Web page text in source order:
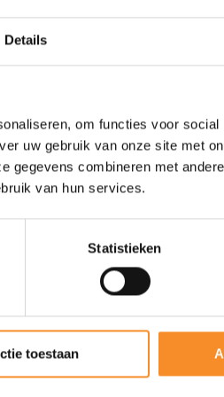
Details
om functies voor social
uw gebruik van onze site met
gegevens combineren met
van hun services.
Statistieken
toestaan
Iodine
Ingrediënten |Soja-
Natriumchloride, Kleurstof
Mineralenmengsel (Vitamine
Pantotheenzuur, Vitamine B6,
Biotine, Vitamine B12),
Allergenen |Soja.
Bewaaradvies | Koel en
Meng 50g (2